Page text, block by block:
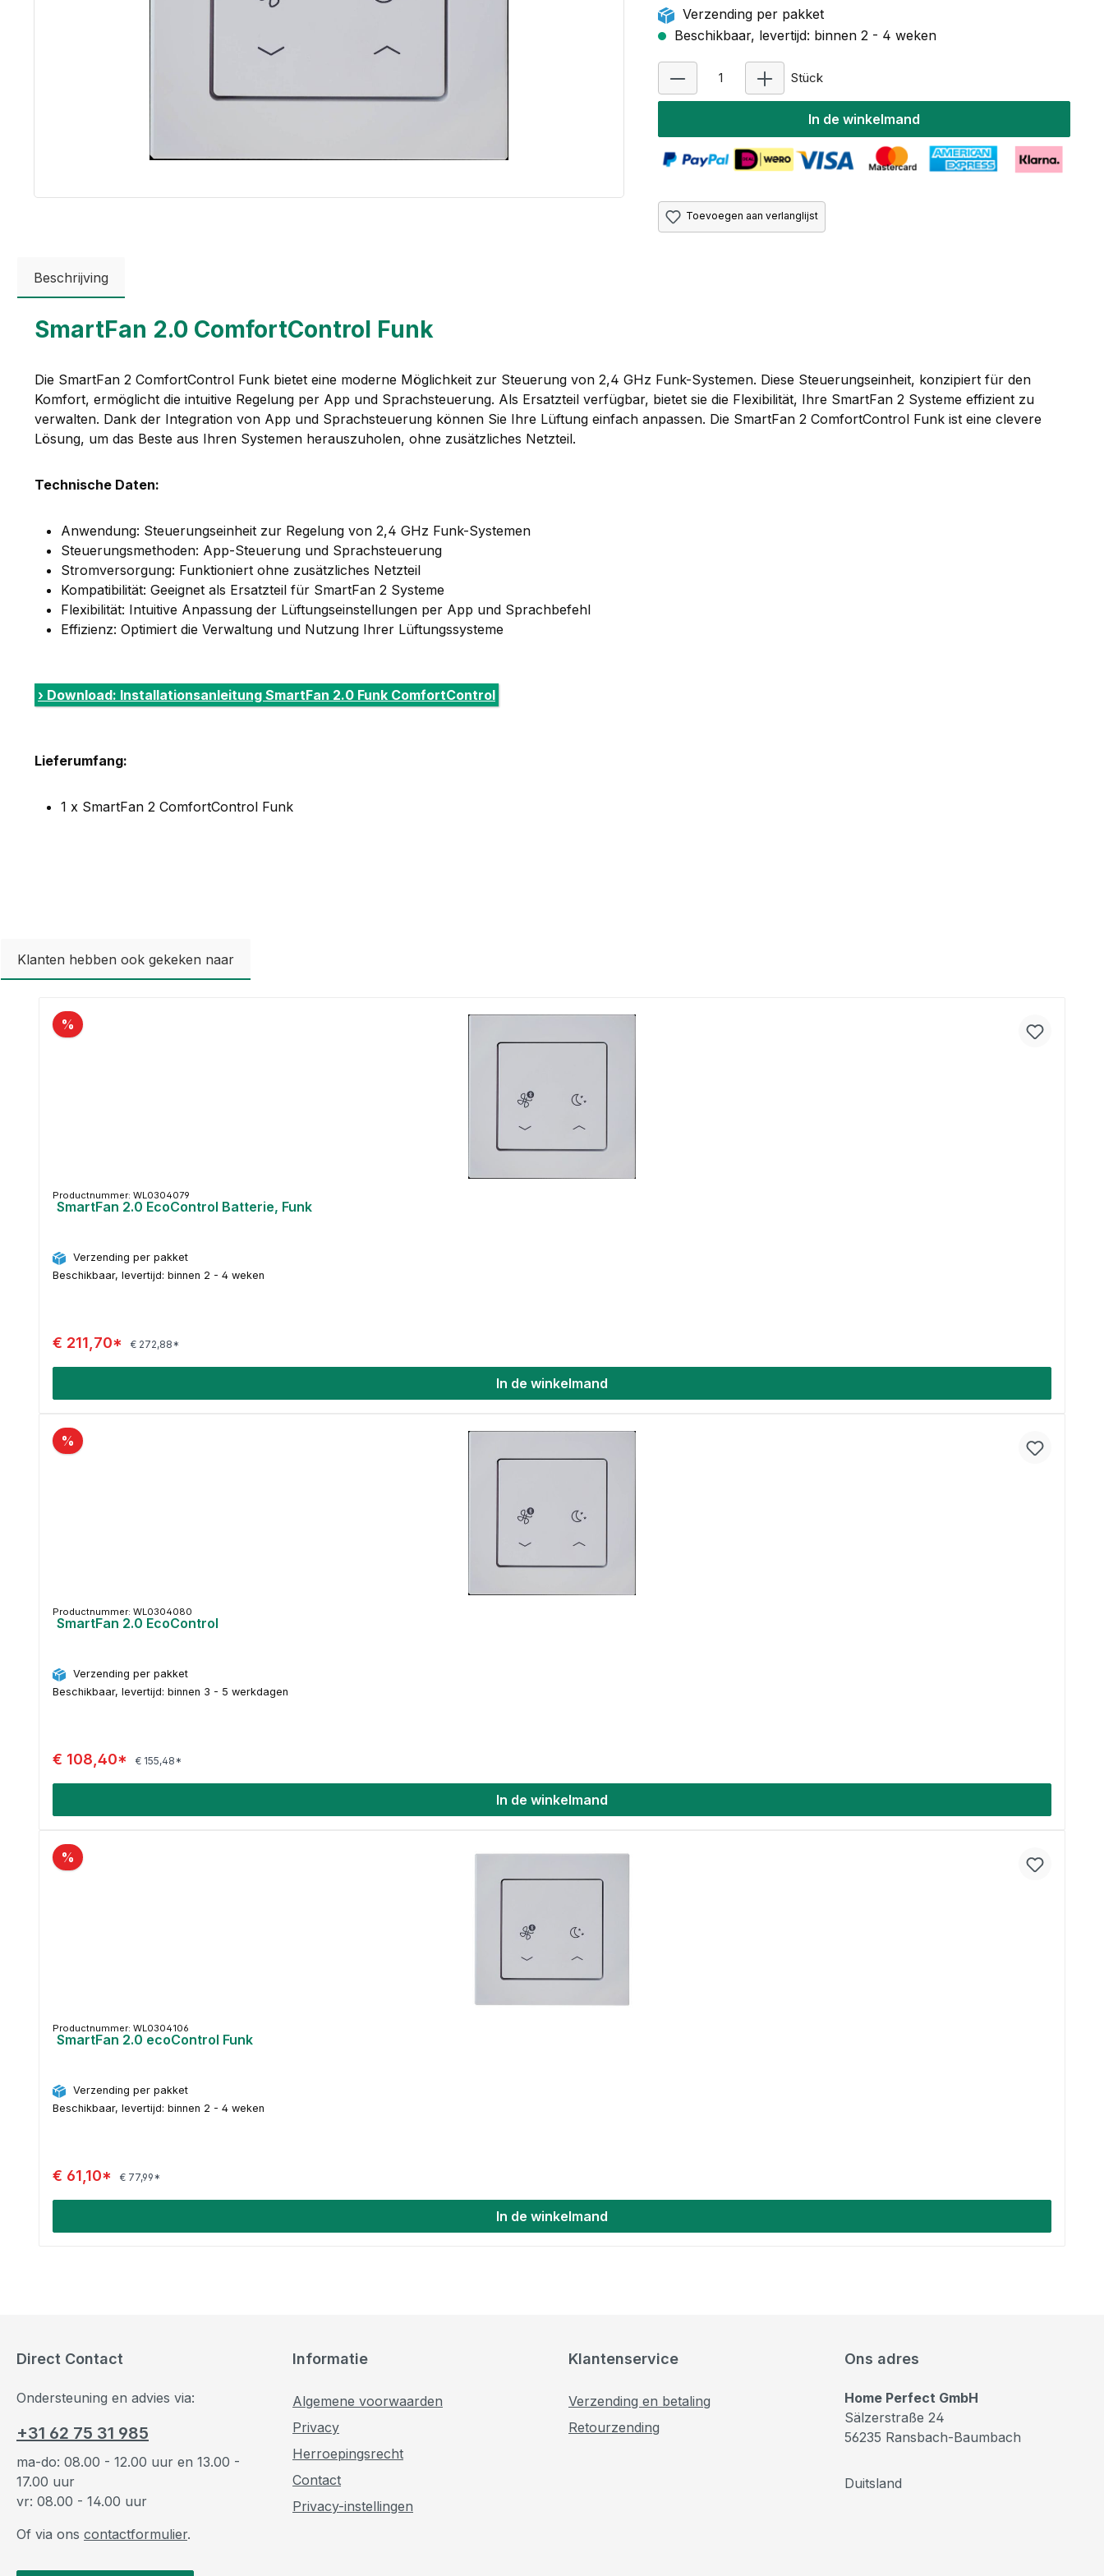
Verzending per pakket
Beschikbaar, levertijd: binnen 2 - 4 weken
Stück
In de winkelmand
Toevoegen aan verlanglijst
Beschrijving
SmartFan 2.0 ComfortControl Funk
Die SmartFan 2 ComfortControl Funk bietet eine moderne Möglichkeit zur Steuerung von 2,4 GHz Funk-Systemen. Diese Steuerungseinheit, konzipiert für den
Komfort, ermöglicht die intuitive Regelung per App und Sprachsteuerung. Als Ersatzteil verfügbar, bietet sie die Flexibilität, Ihre SmartFan 2 Systeme effizient zu
verwalten. Dank der Integration von App und Sprachsteuerung können Sie Ihre Lüftung einfach anpassen. Die SmartFan 2 ComfortControl Funk ist eine clevere
Lösung, um das Beste aus Ihren Systemen herauszuholen, ohne zusätzliches Netzteil.
Technische Daten:
Anwendung: Steuerungseinheit zur Regelung von 2,4 GHz Funk-Systemen
Steuerungsmethoden: App-Steuerung und Sprachsteuerung
Stromversorgung: Funktioniert ohne zusätzliches Netzteil
Kompatibilität: Geeignet als Ersatzteil für SmartFan 2 Systeme
Flexibilität: Intuitive Anpassung der Lüftungseinstellungen per App und Sprachbefehl
Effizienz: Optimiert die Verwaltung und Nutzung Ihrer Lüftungssysteme
› Download: Installationsanleitung SmartFan 2.0 Funk ComfortControl
Lieferumfang:
1 x SmartFan 2 ComfortControl Funk
Klanten hebben ook gekeken naar
%
Productnummer: WL0304079
SmartFan 2.0 EcoControl Batterie, Funk
Verzending per pakket
Beschikbaar, levertijd: binnen 2 - 4 weken
€ 211,70* € 272,88*
In de winkelmand
%
Productnummer: WL0304080
SmartFan 2.0 EcoControl
Verzending per pakket
Beschikbaar, levertijd: binnen 3 - 5 werkdagen
€ 108,40* € 155,48*
In de winkelmand
%
Productnummer: WL0304106
SmartFan 2.0 ecoControl Funk
Verzending per pakket
Beschikbaar, levertijd: binnen 2 - 4 weken
€ 61,10* € 77,99*
In de winkelmand
Direct Contact
Ondersteuning en advies via:
+31 62 75 31 985
ma-do: 08.00 - 12.00 uur en 13.00 -
17.00 uur
vr: 08.00 - 14.00 uur
Of via ons contactformulier.
Informatie
Algemene voorwaarden
Privacy
Herroepingsrecht
Contact
Privacy-instellingen
Klantenservice
Verzending en betaling
Retourzending
Ons adres
Home Perfect GmbH
Sälzerstraße 24
56235 Ransbach-Baumbach
Duitsland